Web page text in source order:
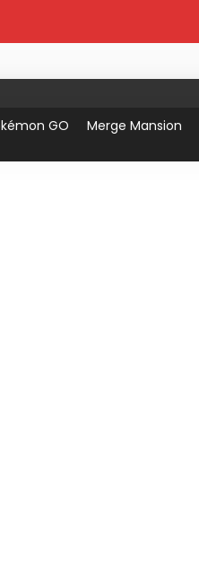
GO Merge Mansion